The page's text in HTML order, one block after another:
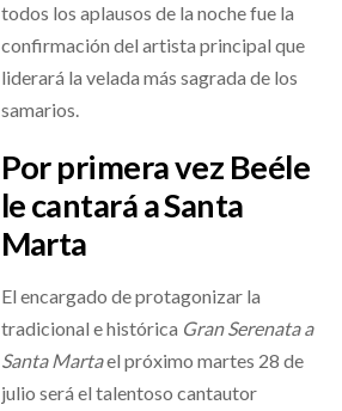
todos los aplausos de la noche fue la
confirmación del artista principal que
liderará la velada más sagrada de los
samarios.
Por primera vez Beéle
le cantará a Santa
Marta
El encargado de protagonizar la
tradicional e histórica Gran Serenata a
Santa Martael próximo martes 28 de
julio será el talentoso cantautor